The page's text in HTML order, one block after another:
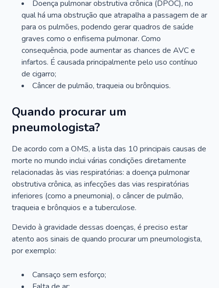
Doença pulmonar obstrutiva crônica (DPOC), no
qual há uma obstrução que atrapalha a passagem de ar
para os pulmões, podendo gerar quadros de saúde
graves como o enfisema pulmonar. Como
consequência, pode aumentar as chances de AVC e
infartos. É causada principalmente pelo uso contínuo
de cigarro;
Câncer de pulmão, traqueia ou brônquios.
Quando procurar um
pneumologista?
De acordo com a OMS, a lista das 10 principais causas de
morte no mundo inclui várias condições diretamente
relacionadas às vias respiratórias: a doença pulmonar
obstrutiva crônica, as infecções das vias respiratórias
inferiores (como a pneumonia), o câncer de pulmão,
traqueia e brônquios e a tuberculose.
Devido à gravidade dessas doenças, é preciso estar
atento aos sinais de quando procurar um pneumologista,
por exemplo:
Cansaço sem esforço;